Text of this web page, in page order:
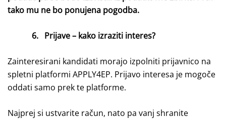
tako mu ne bo ponujena pogodba.
6. Prijave – kako izraziti interes?
Zainteresirani kandidati morajo izpolniti prijavnico na
spletni platformi APPLY4EP. Prijavo interesa je mogoče
oddati samo prek te platforme.
Najprej si ustvarite račun, nato pa vanj shranite